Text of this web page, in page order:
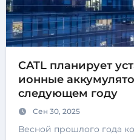
CATL планирует устанавливать натрий-
ионные аккумуляторы
следующем году
Сен 30, 2025
Весной прошлого года компания CATL представила